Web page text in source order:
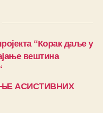
“Корак даље у
вештина
АСИСТИВНИХ